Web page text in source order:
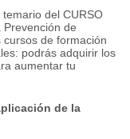
del CURSO
de
de formación
podrás adquirir los
aumentar tu
de la